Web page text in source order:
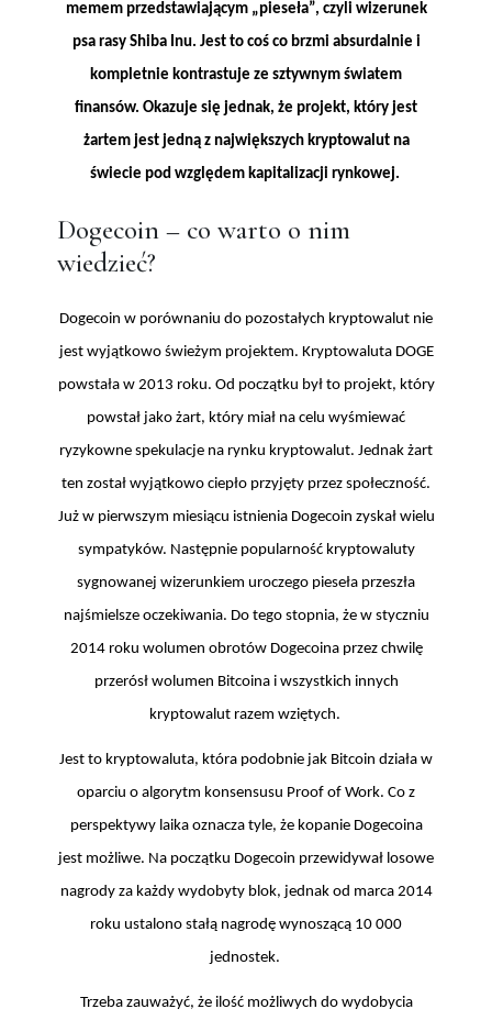
memem przedstawiającym „pieseła”, czyli wizerunek
psa rasy Shiba Inu. Jest to coś co brzmi absurdalnie i
kompletnie kontrastuje ze sztywnym światem
finansów. Okazuje się jednak, że projekt, który jest
żartem jest jedną z największych kryptowalut na
świecie pod względem kapitalizacji rynkowej.
Dogecoin – co warto o nim
wiedzieć?
Dogecoin w porównaniu do pozostałych kryptowalut nie
jest wyjątkowo świeżym projektem. Kryptowaluta DOGE
powstała w 2013 roku. Od początku był to projekt, który
powstał jako żart, który miał na celu wyśmiewać
ryzykowne spekulacje na rynku kryptowalut. Jednak żart
ten został wyjątkowo ciepło przyjęty przez społeczność.
Już w pierwszym miesiącu istnienia Dogecoin zyskał wielu
sympatyków. Następnie popularność kryptowaluty
sygnowanej wizerunkiem uroczego pieseła przeszła
najśmielsze oczekiwania. Do tego stopnia, że w styczniu
2014 roku wolumen obrotów Dogecoina przez chwilę
przerósł wolumen Bitcoina i wszystkich innych
kryptowalut razem wziętych.
Jest to kryptowaluta, która podobnie jak Bitcoin działa w
oparciu o algorytm konsensusu Proof of Work. Co z
perspektywy laika oznacza tyle, że kopanie Dogecoina
jest możliwe. Na początku Dogecoin przewidywał losowe
nagrody za każdy wydobyty blok, jednak od marca 2014
roku ustalono stałą nagrodę wynoszącą 10 000
jednostek.
Trzeba zauważyć, że ilość możliwych do wydobycia